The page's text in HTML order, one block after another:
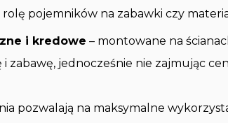
rolę pojemników na zabawki czy
i kredowe – montowane na
zabawę, jednocześnie nie zajmując
pozwalają na maksymalne